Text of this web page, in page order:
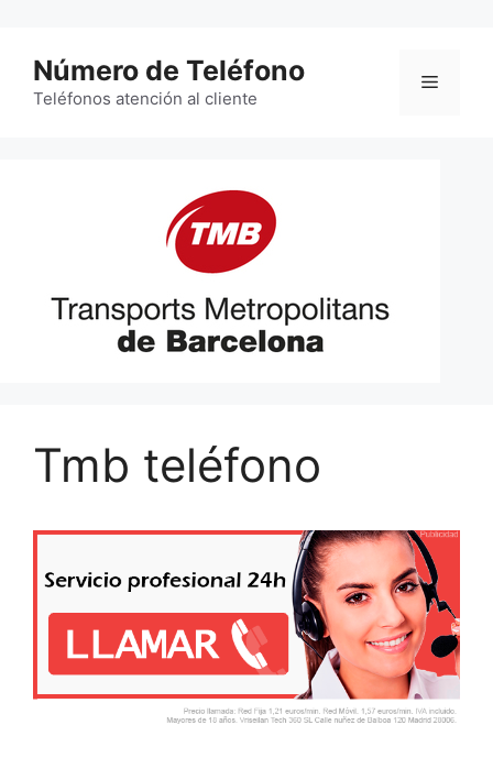
contenido
Número de Teléfono
Teléfonos atención al cliente
Menú
Tmb teléfono